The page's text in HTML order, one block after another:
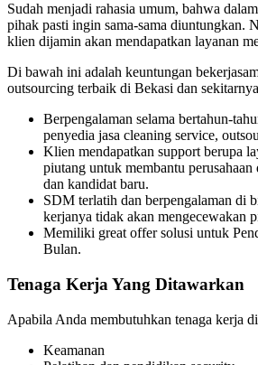
Sudah menjadi rahasia umum, bahwa
pihak pasti ingin sama-sama diuntungkan.
klien dijamin akan mendapatkan layanan
Di bawah ini adalah keuntungan
outsourcing terbaik di Bekasi dan
Berpengalaman selama bertahun-
penyedia jasa cleaning service,
Klien mendapatkan support berupa
piutang untuk membantu
dan kandidat baru.
SDM terlatih dan berpengalaman di
kerjanya tidak akan mengecewakan
Memiliki great offer solusi untuk
Bulan.
Tenaga Kerja Yang Ditawarkan
Apabila Anda membutuhkan tenaga kerja
Keamanan